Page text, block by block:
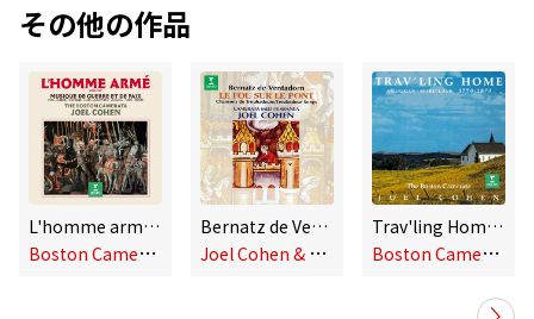
その他の作品
L'homme armé. Musique de guerre et de paix, 1450-1650
B
oston Camerata & Joel Cohen
Bernatz de Ventadorn: Le fou sur le pont. Chansons de troubadours
J
oel Cohen & Camerata Mediterranea
Trav'ling Home. American Spirituals, 1770-1870
B
oston Camerata & Joel Cohen